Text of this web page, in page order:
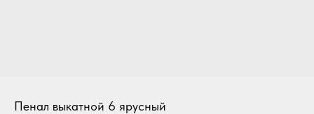
Пенал выкатной 6 ярусный